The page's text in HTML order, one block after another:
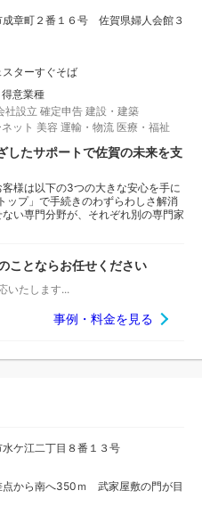
成章町２番１６号 佐賀県婦人会館３
スターすぐそば
意業種
社設立 確定申告 建設・建築
ット 美容 運輸・物流 医療・福祉
したサポートで佐賀の未来を支
様は以下の3つの大きな安心を手に
プ」で手続きのわずらわしさ解消
い専門分野が、それぞれ別の専門家
ことならお任せください
いたします...
事例・料金を見る
ケ江二丁目８番１３号
点から南へ350ｍ 武家屋敷の門が目